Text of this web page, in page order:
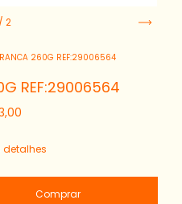
/ 2
260G REF:29006564
REF:29006564
detalhes